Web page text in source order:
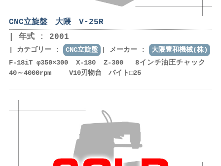
CNC立旋盤 大隈 V-25R
年式 : 2001
カテゴリー : CNC立旋盤 メーカー :
大隈豊和機械(株)
F-18iT φ350×300 X-180 Z-300 8インチ油圧チャック
40～4000rpm V10刃物台 バイト□25